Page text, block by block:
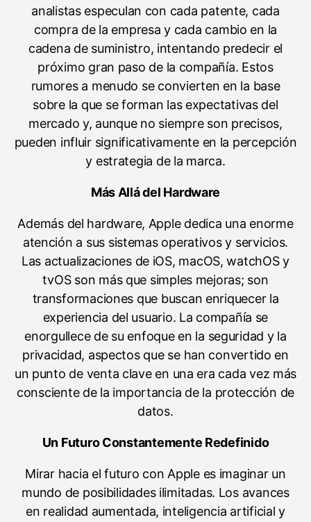
analistas especulan con cada patente, cada
compra de la empresa y cada cambio en la
cadena de suministro, intentando predecir el
próximo gran paso de la compañía. Estos
rumores a menudo se convierten en la base
sobre la que se forman las expectativas del
mercado y, aunque no siempre son precisos,
pueden influir significativamente en la percepción
y estrategia de la marca.
Más Allá del Hardware
Además del hardware, Apple dedica una enorme
atención a sus sistemas operativos y servicios.
Las actualizaciones de iOS, macOS, watchOS y
tvOS son más que simples mejoras; son
transformaciones que buscan enriquecer la
experiencia del usuario. La compañía se
enorgullece de su enfoque en la seguridad y la
privacidad, aspectos que se han convertido en
un punto de venta clave en una era cada vez más
consciente de la importancia de la protección de
datos.
Un Futuro Constantemente Redefinido
Mirar hacia el futuro con Apple es imaginar un
mundo de posibilidades ilimitadas. Los avances
en realidad aumentada, inteligencia artificial y